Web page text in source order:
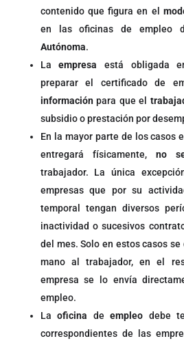
contenido que figura en el
en las oficinas de empleo
Autónoma.
Laempresaestá obligada
preparar el certificado de
informaciónpara que el
subsidio o prestación por
En la mayor parte de los casos
entregará físicamente, no
trabajador. La única
empresas que por su
temporal tengan diversos
inactividad o sucesivos
del mes. Solo en estos casos
mano al trabajador, en el
empresa se lo envía
empleo.
Laoficina deempleo debe
correspondientes de las